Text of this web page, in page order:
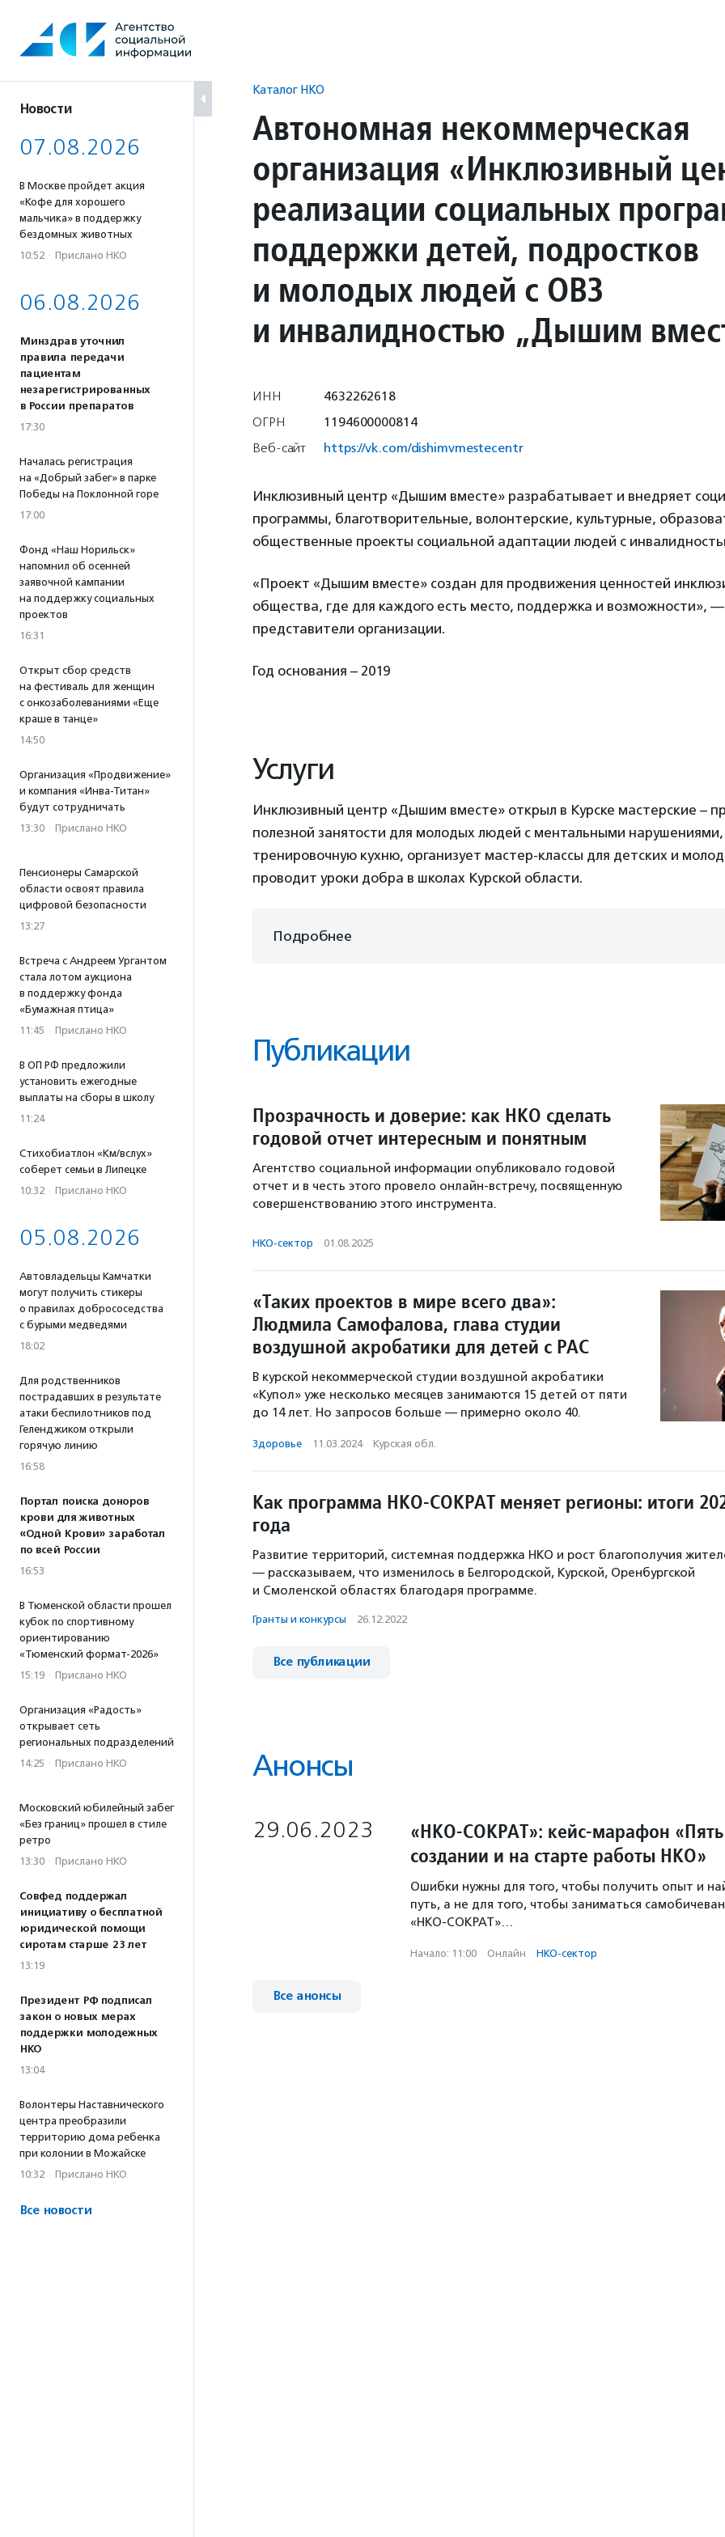
содержанию
Новости
07.08.2026
В Москве пройдет акция
«Кофе для хорошего
мальчика» в поддержку
бездомных животных
10:52 · Прислано НКО
06.08.2026
Минздрав уточнил
правила передачи
пациентам
незарегистрированных
в России препаратов
17:30
Началась регистрация
на «Добрый забег» в парке
Победы на Поклонной горе
17:00
Фонд «Наш Норильск»
напомнил об осенней
заявочной кампании
на поддержку социальных
проектов
16:31
Открыт сбор средств
на фестиваль для женщин
с онкозаболеваниями «Еще
краше в танце»
14:50
Организация «Продвижение»
и компания «Инва-Титан»
будут сотрудничать
13:30 · Прислано НКО
Пенсионеры Самарской
области освоят правила
цифровой безопасности
13:27
Встреча с Андреем Ургантом
стала лотом аукциона
в поддержку фонда
«Бумажная птица»
11:45 · Прислано НКО
В ОП РФ предложили
установить ежегодные
выплаты на сборы в школу
11:24
Стихобиатлон «Км/вслух»
соберет семьи в Липецке
10:32 · Прислано НКО
05.08.2026
Автовладельцы Камчатки
могут получить стикеры
о правилах добрососедства
с бурыми медведями
18:02
Для родственников
пострадавших в результате
атаки беспилотников под
Геленджиком открыли
горячую линию
16:58
Портал поиска доноров
крови для животных
«Одной Крови» заработал
по всей России
16:53
В Тюменской области прошел
кубок по спортивному
ориентированию
«Тюменский формат-2026»
15:19 · Прислано НКО
Организация «Радость»
открывает сеть
региональных подразделений
14:25 · Прислано НКО
Московский юбилейный забег
«Без границ» прошел в стиле
ретро
13:30 · Прислано НКО
Совфед поддержал
инициативу о бесплатной
юридической помощи
сиротам старше 23 лет
13:19
Президент РФ подписал
закон о новых мерах
поддержки молодежных
НКО
13:04
Волонтеры Наставнического
центра преобразили
территорию дома ребенка
при колонии в Можайске
10:32 · Прислано НКО
Все новости
Каталог НКО
Автономная некоммерческая
организация «Инклюзивный
реализации социальных
поддержки детей, подростков
и молодых людей с ОВЗ
и инвалидностью „Дышим
ИНН
4632262618
ОГРН
1194600000814
Веб-сайт
https://vk.com/dishimvmestecentr
Инклюзивный центр «Дышим вместе» разрабатывает и внедряет
программы, благотворительные, волонтерские, культурные,
общественные проекты социальной адаптации людей с
«Проект «Дышим вместе» создан для продвижения ценностей
общества, где для каждого есть место, поддержка и возможности», —
представители организации.
Год основания – 2019
Услуги
Инклюзивный центр «Дышим вместе» открыл в Курске мастерские –
полезной занятости для молодых людей с ментальными нарушениями,
тренировочную кухню, организует мастер-классы для детских и
проводит уроки добра в школах Курской области.
Подробнее
Публикации
Прозрачность и доверие: как НКО сделать
годовой отчет интересным и понятным
Агентство социальной информации опубликовало годовой
отчет и в честь этого провело онлайн-встречу, посвященную
совершенствованию этого инструмента.
НКО-сектор · 01.08.2025
«Таких проектов в мире всего два»:
Людмила Самофалова, глава студии
воздушной акробатики для детей с РАС
В курской некоммерческой студии воздушной акробатики
«Купол» уже несколько месяцев занимаются 15 детей от пяти
до 14 лет. Но запросов больше — примерно около 40.
Здоровье · 11.03.2024 · Курская обл.
Как программа НКО-СОКРАТ меняет регионы: итоги
года
Развитие территорий, системная поддержка НКО и рост благополучия
— рассказываем, что изменилось в Белгородской, Курской, Оренбургской
и Смоленской областях благодаря программе.
Гранты и конкурсы · 26.12.2022
Все публикации
Анонсы
29.06.2023
«НКО-СОКРАТ»: кейс-марафон
создании и на старте работы НКО»
Ошибки нужны для того, чтобы получить опыт и
путь, а не для того, чтобы заниматься
«НКО-СОКРАТ»…
Начало: 11:00 · Онлайн · НКО-сектор
Все анонсы